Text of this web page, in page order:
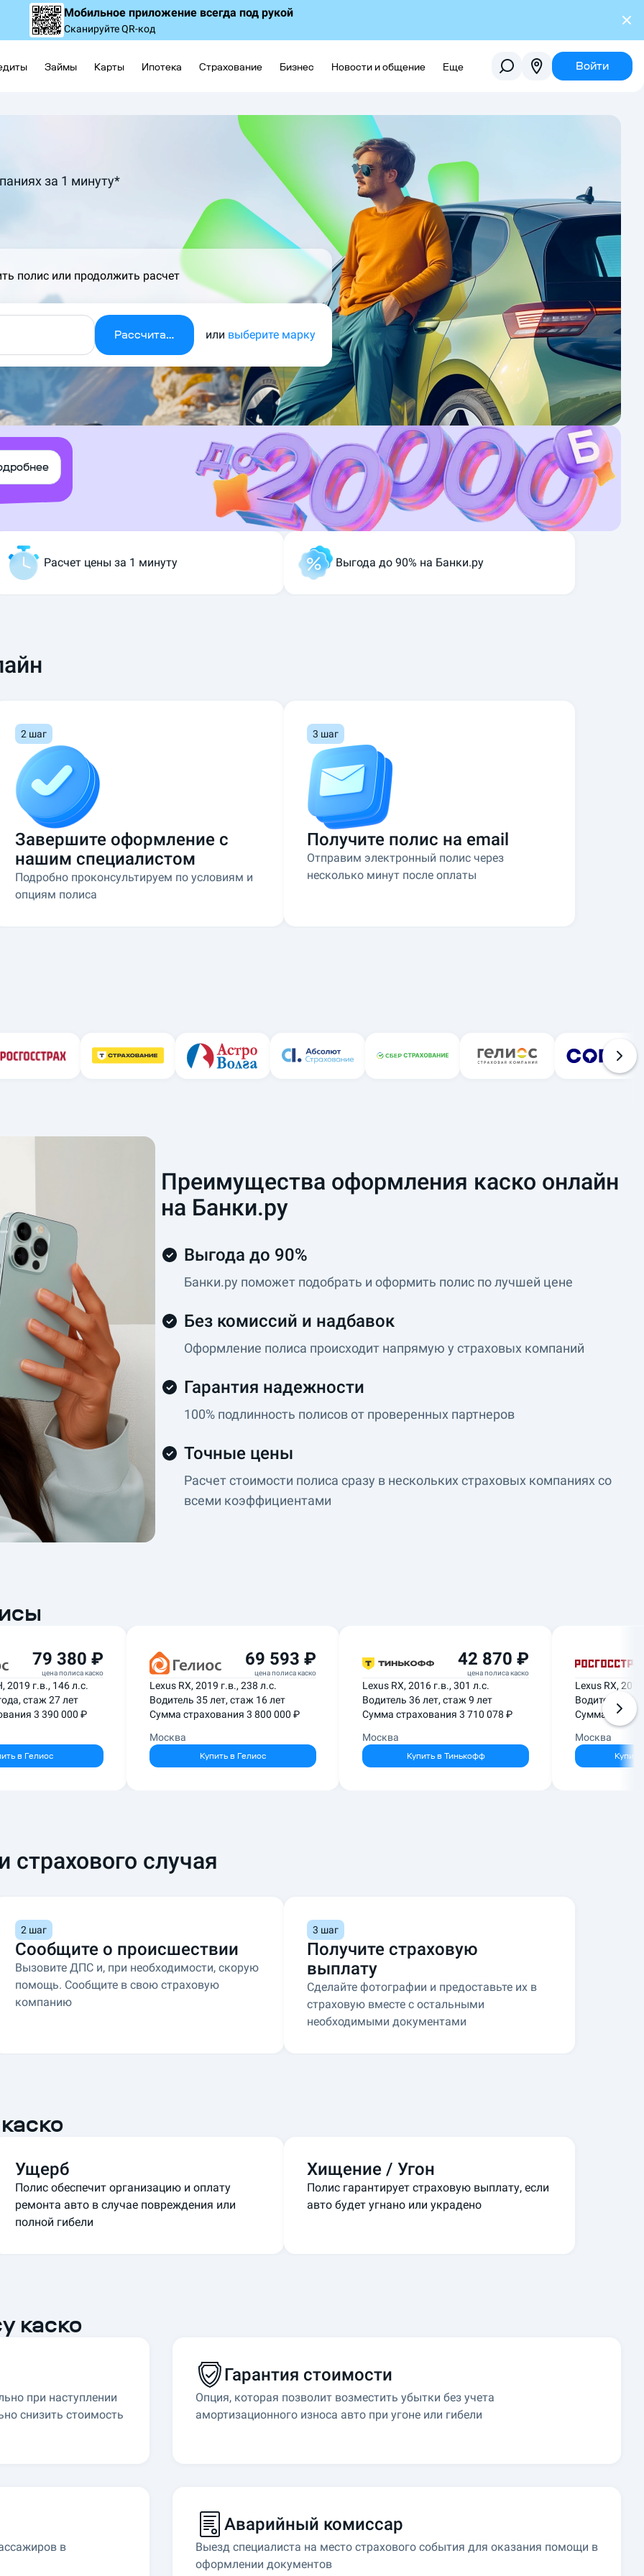
Мобильное приложение всегда под рукой
Сканируйте QR-код
Займы Карты Ипотека Страхование Бизнес Новости и общение Еще Войти
за 1 минуту*
полис или продолжить расчет
Рассчитать или выберите марку
Расчет цены за 1 минуту Выгода до 90% на Банки.ру
2 шаг
Завершите оформление с
нашим специалистом
Подробно проконсультируем по условиям и
опциям полиса
3 шаг
Получите полис на email
Отправим электронный полис через
несколько минут после оплаты
Преимущества оформления каско онлайн
на Банки.ру
Выгода до 90%
Банки.ру поможет подобрать и оформить полис по лучшей цене
Без комиссий и надбавок
Оформление полиса происходит напрямую у страховых компаний
Гарантия надежности
100% подлинность полисов от проверенных партнеров
Точные цены
Расчет стоимости полиса сразу в нескольких страховых компаниях со
всеми коэффициентами
79 380 ₽
цена полиса каско
2019 г.в., 146 л.с.
стаж 27 лет
3 390 000 ₽
в Гелиос
69 593 ₽
цена полиса каско
Lexus RX, 2019 г.в., 238 л.с.
Водитель 35 лет, стаж 16 лет
Сумма страхования 3 800 000 ₽
Москва
Купить в Гелиос
42 870 ₽
цена полиса каско
Lexus RX, 2016 г.в., 301 л.с.
Водитель 36 лет, стаж 9 лет
Сумма страхования 3 710 078 ₽
Москва
Купить в Тинькофф
Lexus RX,
Водитель 35
Сумма
Москва
страхового случая
2 шаг
Сообщите о происшествии
Вызовите ДПС и, при необходимости, скорую
помощь. Сообщите в свою страховую
компанию
3 шаг
Получите страховую
выплату
Сделайте фотографии и предоставьте их в
страховую вместе с остальными
необходимыми документами
Ущерб
Полис обеспечит организацию и оплату
ремонта авто в случае повреждения или
полной гибели
Хищение / Угон
Полис гарантирует страховую выплату, если
авто будет угнано или украдено
каско
при наступлении
снизить стоимость
Гарантия стоимости
Опция, которая позволит возместить убытки без учета
амортизационного износа авто при угоне или гибели
в
Аварийный комиссар
Выезд специалиста на место страхового события для оказания помощи в
оформлении документов